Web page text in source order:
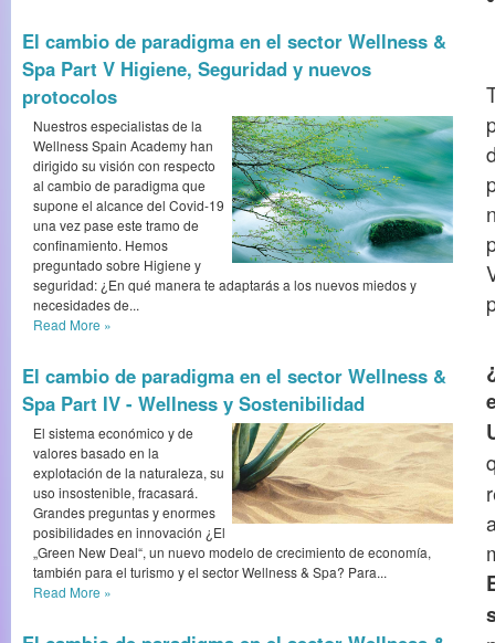
El cambio de paradigma en el sector Wellness &
Spa Part V Higiene, Seguridad y nuevos
protocolos
Nuestros especialistas de la
Wellness Spain Academy han
dirigido su visión con respecto
al cambio de paradigma que
supone el alcance del Covid-19
una vez pase este tramo de
confinamiento. Hemos
preguntado sobre Higiene y
seguridad: ¿En qué manera te adaptarás a los nuevos miedos y
necesidades de...
Read More »
El cambio de paradigma en el sector Wellness &
Spa Part IV - Wellness y Sostenibilidad
El sistema económico y de
valores basado en la
explotación de la naturaleza, su
uso insostenible, fracasará.
Grandes preguntas y enormes
posibilidades en innovación ¿El
„Green New Deal“, un nuevo modelo de crecimiento de economía,
también para el turismo y el sector Wellness & Spa? Para...
Read More »